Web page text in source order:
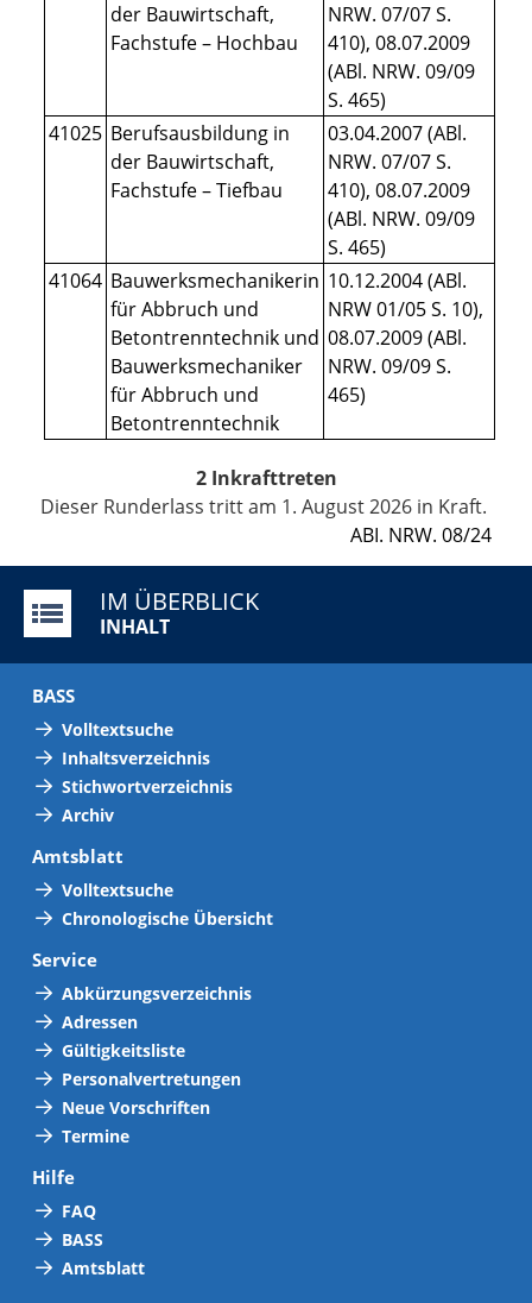
der Bauwirtschaft,
Fachstufe – Hochbau
NRW. 07/07 S.
410), 08.07.2009
(ABl. NRW. 09/09
S. 465)
41025 Berufsausbildung in
der Bauwirtschaft,
Fachstufe – Tiefbau
03.04.2007 (ABl.
NRW. 07/07 S.
410), 08.07.2009
(ABl. NRW. 09/09
S. 465)
41064 Bauwerksmechanikerin
für Abbruch und
Betontrenntechnik und
Bauwerksmechaniker
für Abbruch und
Betontrenntechnik
10.12.2004 (ABl.
NRW 01/05 S. 10),
08.07.2009 (ABl.
NRW. 09/09 S.
465)
2 Inkrafttreten
Dieser Runderlass tritt am 1. August 2026 in Kraft.
ABI. NRW. 08/24
IM ÜBERBLICK
INHALT
BASS
Volltextsuche
Inhaltsverzeichnis
Stichwortverzeichnis
Archiv
Amtsblatt
Volltextsuche
Chronologische Übersicht
Service
Abkürzungsverzeichnis
Adressen
Gültigkeitsliste
Personalvertretungen
Neue Vorschriften
Termine
Hilfe
FAQ
BASS
Amtsblatt